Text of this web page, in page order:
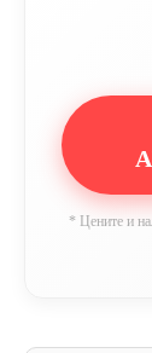
* Цените и